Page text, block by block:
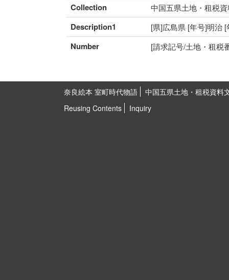
Collection 中国五県土地・租税
Description1 [県]広島県 [年号]明治
Number [請求記号/土地・租税
奈良絵本 室町時代物語
中国五県土地・租税資料
Reusing Contents
Inquiry